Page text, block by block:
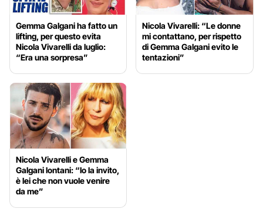
Gemma Galgani ha fatto un
lifting, per questo evita
Nicola Vivarelli da luglio:
“Era una sorpresa”
Nicola Vivarelli: “Le donne
mi contattano, per rispetto
di Gemma Galgani evito le
tentazioni”
Nicola Vivarelli e Gemma
Galgani lontani: “Io la invito,
è lei che non vuole venire
da me”